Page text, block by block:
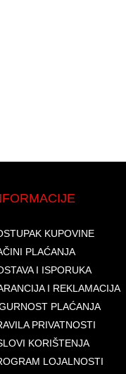
KUPOVINE
PLAĆANJA
I ISPORUKA
I REKLAMACIJA
PLAĆANJA
PRIVATNOSTI
KORIŠTENJA
LOJALNOSTI